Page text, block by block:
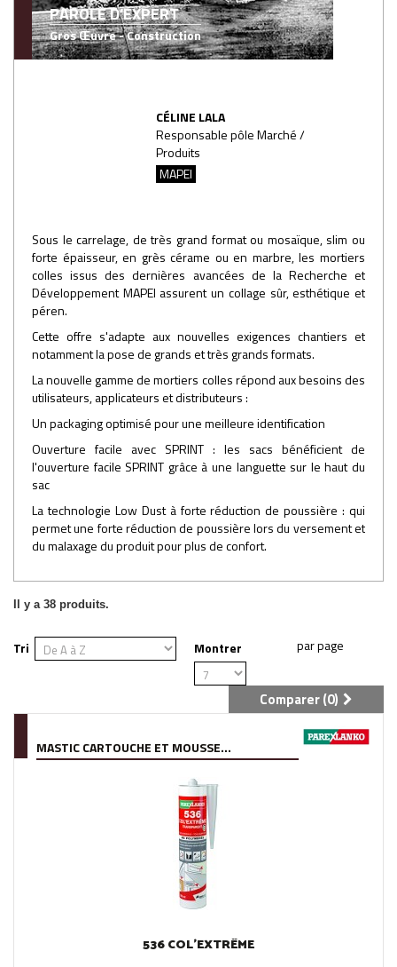
PAROLE D'EXPERT
Gros Œuvre - Construction
CÉLINE LALA
Responsable pôle Marché /
Produits
MAPEI
Sous le carrelage, de très grand format ou mosaïque, slim ou
forte épaisseur, en grès cérame ou en marbre, les mortiers
colles issus des dernières avancées de la Recherche et
Développement MAPEI assurent un collage sûr, esthétique et
péren.
Cette offre s'adapte aux nouvelles exigences chantiers et
notamment la pose de grands et très grands formats.
La nouvelle gamme de mortiers colles répond aux besoins des
utilisateurs, applicateurs et distributeurs :
Un packaging optimisé pour une meilleure identification
Ouverture facile avec SPRINT : les sacs bénéficient de
l'ouverture facile SPRINT grâce à une languette sur le haut du
sac
La technologie Low Dust à forte réduction de poussière : qui
permet une forte réduction de poussière lors du versement et
du malaxage du produit pour plus de confort.
Il y a 38 produits.
Tri Montrer
Comparer (0)
MASTIC CARTOUCHE ET MOUSSE...
536 COL’EXTRÊME